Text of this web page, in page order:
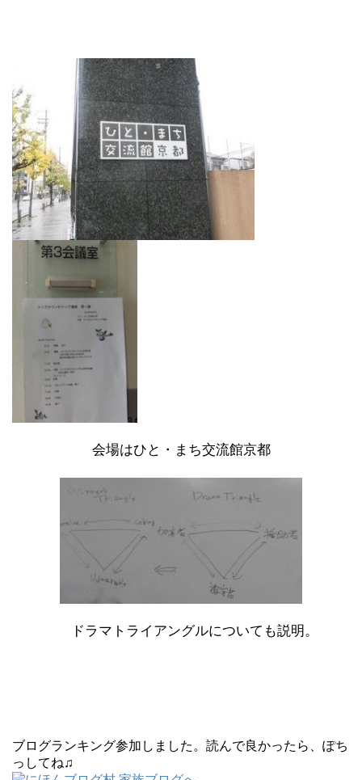
会場はひと・まち交流館京都
ドラマトライアングルについても説明。
ブログランキング参加しました。読んで良かったら、ぽち
っしてね♫